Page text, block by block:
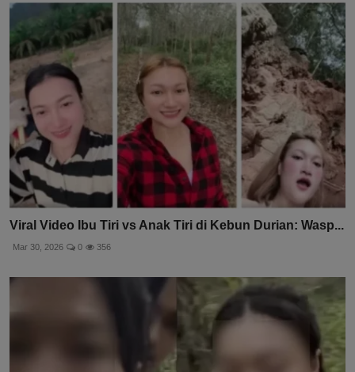
Viral Video Ibu Tiri vs Anak Tiri di Kebun Durian: Wasp...
Mar 30, 2026 0 356